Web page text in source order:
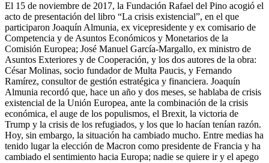
El 15 de noviembre de 2017, la Fundación Rafael del Pino acogió el
acto de presentación del libro “La crisis existencial”, en el que
participaron Joaquín Almunia, ex vicepresidente y ex comisario de
Competencia y de Asuntos Económicos y Monetarios de la
Comisión Europea; José Manuel García-Margallo, ex ministro de
Asuntos Exteriores y de Cooperación, y los dos autores de la obra:
César Molinas, socio fundador de Multa Paucis, y Fernando
Ramírez, consultor de gestión estratégica y financiera. Joaquín
Almunia recordó que, hace un año y dos meses, se hablaba de crisis
existencial de la Unión Europea, ante la combinación de la crisis
económica, el auge de los populismos, el Brexit, la victoria de
Trump y la crisis de los refugiados, y los que lo hacían tenían razón.
Hoy, sin embargo, la situación ha cambiado mucho. Entre medias ha
tenido lugar la elección de Macron como presidente de Francia y ha
cambiado el sentimiento hacia Europa; nadie se quiere ir y el apego